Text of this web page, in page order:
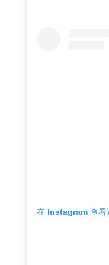
在 Instagram 查看